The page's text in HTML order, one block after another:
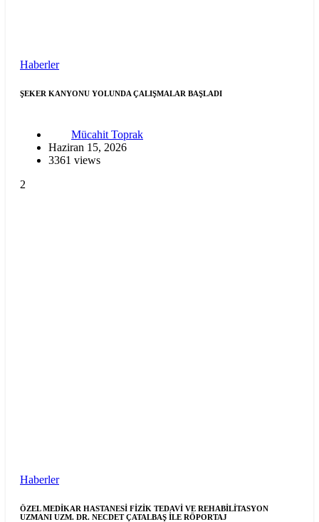
Haberler
ŞEKER KANYONU YOLUNDA ÇALIŞMALAR BAŞLADI
Mücahit Toprak
Haziran 15, 2026
3361 views
2
Haberler
ÖZEL MEDİKAR HASTANESİ FİZİK TEDAVİ VE REHABİLİTASYON
UZMANI UZM. DR. NECDET ÇATALBAŞ İLE RÖPORTAJ